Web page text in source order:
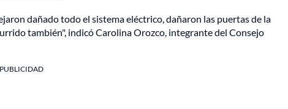
dañado todo el sistema eléctrico, dañaron las puertas de la
también", indicó Carolina Orozco, integrante del Consejo
PUBLICIDAD